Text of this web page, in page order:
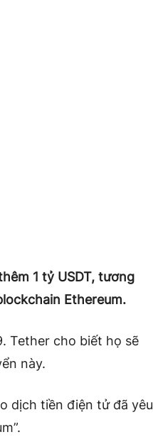
1 tỷ USDT, tương
Ethereum.
Tether cho biết họ sẽ
này.
dịch tiền điện tử đã yêu